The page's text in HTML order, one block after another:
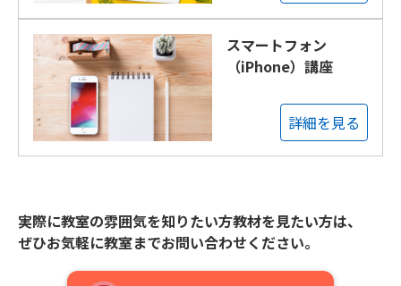
スマートフォン
（iPhone）講座
詳細を見る
実際に教室の雰囲気を知りたい方教材を見たい方は、
ぜひお気軽に教室までお問い合わせください。